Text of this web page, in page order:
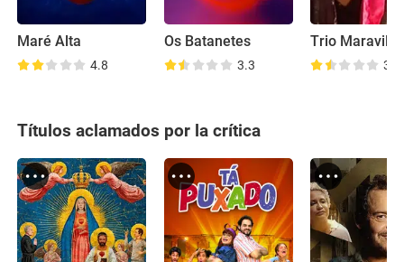
Maré Alta
4.8
Os Batanetes
3.3
Trio
3.9
Títulos aclamados por la crítica